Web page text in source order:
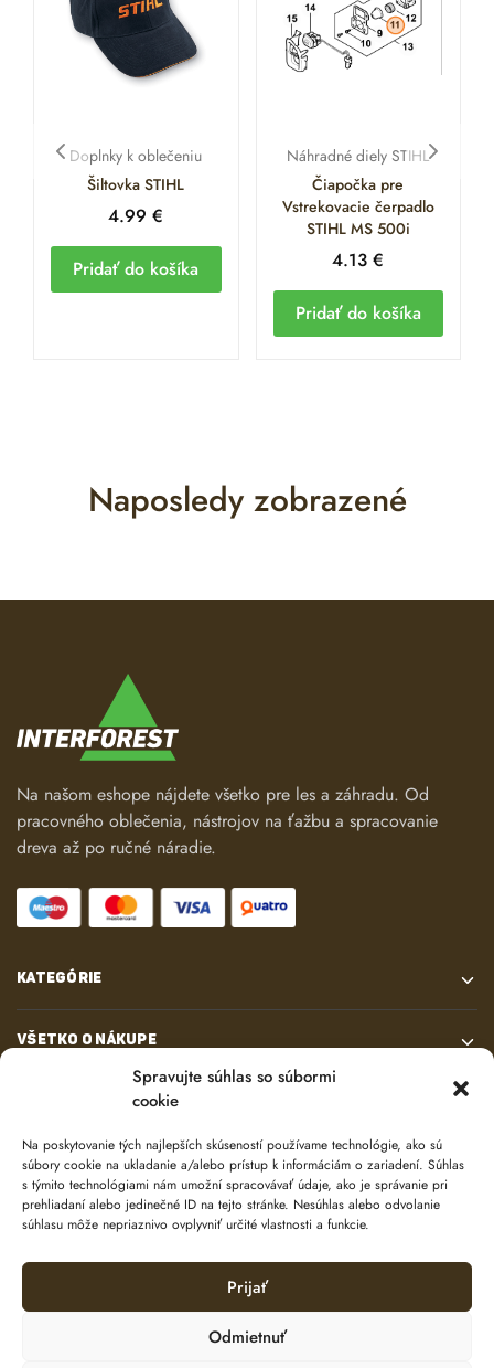
Spravujte súhlas so súbormi
cookie
Na poskytovanie tých najlepších skúseností používame technológie, ako sú
súbory cookie na ukladanie a/alebo prístup k informáciám o zariadení. Súhlas
s týmito technológiami nám umožní spracovávať údaje, ako je správanie pri
prehliadaní alebo jedinečné ID na tejto stránke. Nesúhlas alebo odvolanie
súhlasu môže nepriaznivo ovplyvniť určité vlastnosti a funkcie.
Prijať
Odmietnuť
Doplnky k oblečeniu
Šiltovka STIHL
4.99€
Pridať do košíka
Náhradné diely STIHL
Čiapočka pre
Vstrekovacie čerpadlo
STIHL MS 500i
4.13€
Pridať do košíka
Naposledy zobrazené
Na našom eshope nájdete všetko pre les a záhradu. Od
pracovného oblečenia, nástrojov na ťažbu a spracovanie
dreva až po ručné náradie.
KATEGÓRIE
VŠETKO O NÁKUPE
© 2024 e-shop od